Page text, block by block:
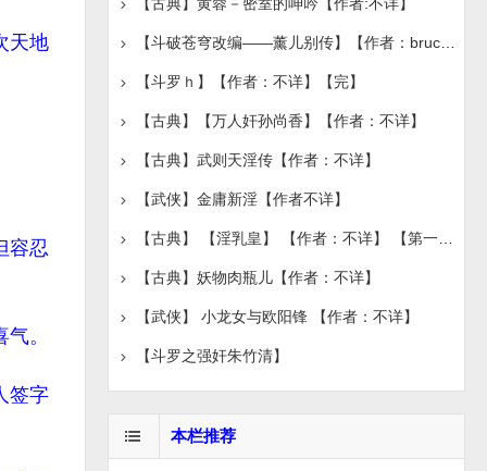
天地
容忍
。
签字
【斗破苍穹改编——薰儿别传】【作者：bruce1986】【完
【斗罗ｈ】【作者：不详】【完】
【古典】【万人奸孙尚香】【作者：不详】
【古典】武则天淫传【作者：不详】
【武侠】金庸新淫【作者不详】
【古典】 【淫乳皇】 【作者：不详】 【第一章节】
【古典】妖物肉瓶儿【作者：不详】
【武侠】 小龙女与欧阳锋 【作者：不详】
【斗罗之强奸朱竹清】
本栏推荐